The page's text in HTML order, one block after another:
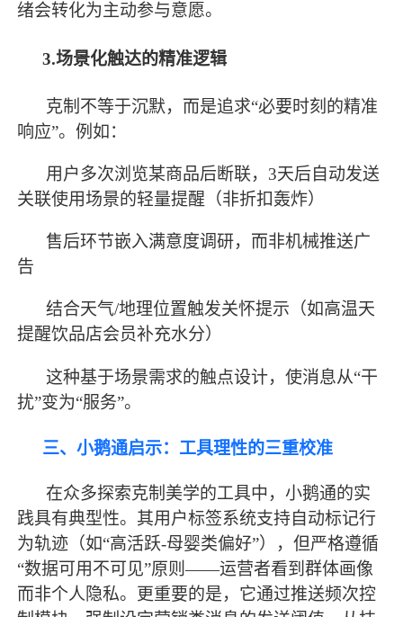
绪会转化为主动参与意愿。
3.场景化触达的精准逻辑
克制不等于沉默，而是追求“必要时刻的精准
响应”。例如：
用户多次浏览某商品后断联， 3天后自动发送
关联使用场景的轻量提醒（非折扣轰炸）
售后环节嵌入满意度调研，而非机械推送广
告
结合天气/地理位置触发关怀提示（如高温天
提醒饮品店会员补充水分）
这种基于场景需求的触点设计，使消息从“干
扰”变为“服务”。
三、小鹅通启示：工具理性的三重校准
在众多探索克制美学的工具中，小鹅通的实
践具有典型性。其用户标签系统支持自动标记行
为轨迹（如“高活跃-母婴类偏好”），但严格遵循
“数据可用不可见”原则——运营者看到群体画像
而非个人隐私。更重要的是，它通过推送频次控